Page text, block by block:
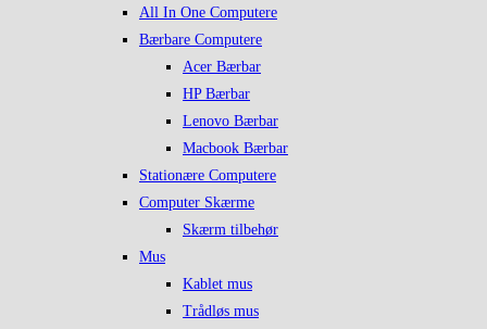
All In One Computere
Bærbare Computere
Acer Bærbar
HP Bærbar
Lenovo Bærbar
Macbook Bærbar
Stationære Computere
Computer Skærme
Skærm tilbehør
Mus
Kablet mus
Trådløs mus